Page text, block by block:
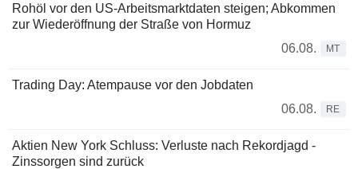
Rohöl vor den US-Arbeitsmarktdaten steigen; Abkommen
zur Wiederöffnung der Straße von Hormuz
06.08.
MT
Trading Day: Atempause vor den Jobdaten
06.08.
RE
Aktien New York Schluss: Verluste nach Rekordjagd -
Zinssorgen sind zurück